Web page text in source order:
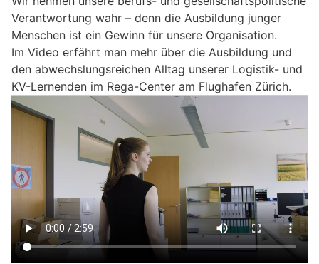
Verantwortung wahr – denn die Ausbildung junger
Menschen ist ein Gewinn für unsere Organisation.
Im Video erfährt man mehr über die Ausbildung und
den abwechslungsreichen Alltag unserer Logistik- und
KV-Lernenden im Rega-Center am Flughafen Zürich.